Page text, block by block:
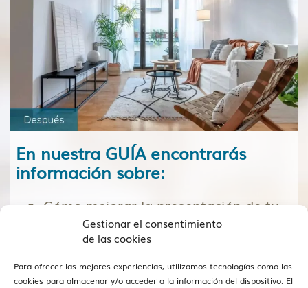
Gestionar el consentimiento
de las cookies
Para ofrecer las mejores experiencias, utilizamos tecnologías como las
cookies para almacenar y/o acceder a la información del dispositivo. El
En nuestra GUÍA encontrarás
información sobre:
Cómo mejorar la presentación de tu
hogarsin grandes inversiones.
más compradores.